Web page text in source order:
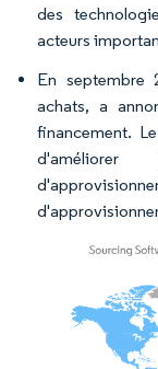
des
acteurs
En septembre
achats, a
financement.